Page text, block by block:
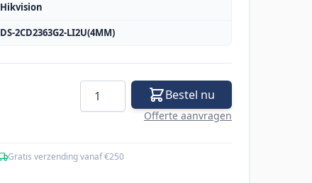
Hikvision
DS-2CD2363G2-LI2U(4MM)
Aantal Bestel nu
Offerte aanvragen
Gratis verzending vanaf €250